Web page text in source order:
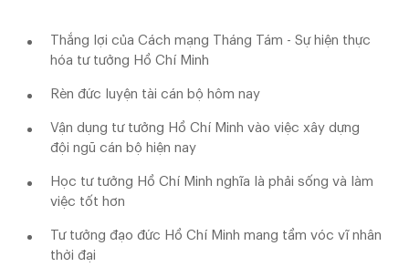
Thắng lợi của Cách mạng Tháng Tám - Sự hiện thực
hóa tư tưởng Hồ Chí Minh
Rèn đức luyện tài cán bộ hôm nay
Vận dụng tư tưởng Hồ Chí Minh vào việc xây dựng
đội ngũ cán bộ hiện nay
Học tư tưởng Hồ Chí Minh nghĩa là phải sống và làm
việc tốt hơn
Tư tưởng đạo đức Hồ Chí Minh mang tầm vóc vĩ nhân
thời đại